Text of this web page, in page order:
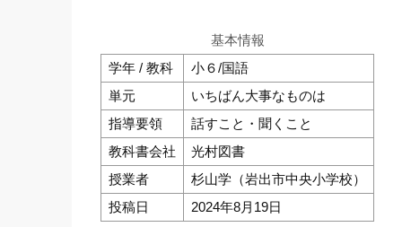
基本情報
学年 / 教科
小６/国語
単元
いちばん大事なものは
指導要領
話すこと・聞くこと
教科書会社
光村図書
授業者
杉山学（岩出市中央小学校）
投稿日
2024年8月19日